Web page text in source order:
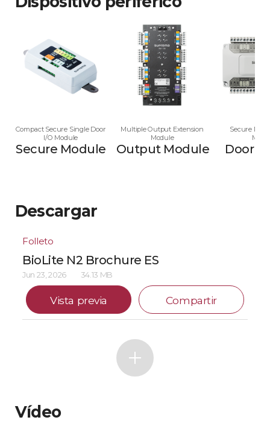
Compact Secure Single Door
I/O Module
Secure Module
Multiple Output Extension
Module
Output Module
Secure
Door
Descargar
Folleto
BioLite N2 Brochure ES
Jun 23, 2026 34.13 MB
Vista previa Compartir
Vídeo